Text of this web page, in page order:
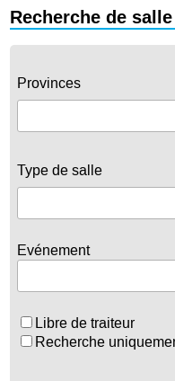
Recherche de salle
Provinces
Type de salle
Evénement
Libre de traiteur
Recherche